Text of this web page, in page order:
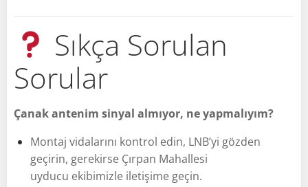
Sıkça Sorulan
Sorular
Çanak antenim sinyal almıyor, ne yapmalıyım?
Montaj vidalarını kontrol edin, LNB’yi gözden
geçirin, gerekirse Çırpan Mahallesi
uyducu ekibimizle iletişime geçin.